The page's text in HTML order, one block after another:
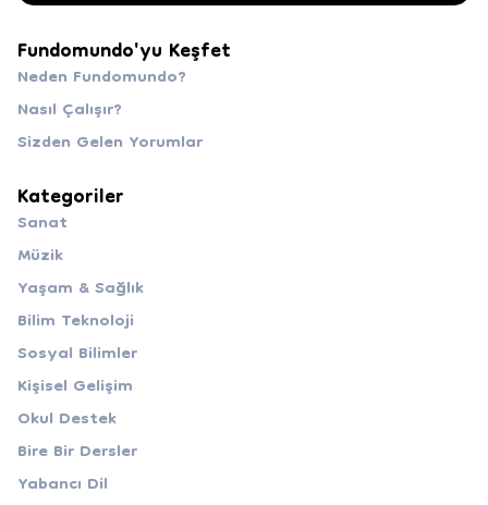
Fundomundo'yu Keşfet
Neden Fundomundo?
Nasıl Çalışır?
Sizden Gelen Yorumlar
Kategoriler
Sanat
Müzik
Yaşam & Sağlık
Bilim Teknoloji
Sosyal Bilimler
Kişisel Gelişim
Okul Destek
Bire Bir Dersler
Yabancı Dil